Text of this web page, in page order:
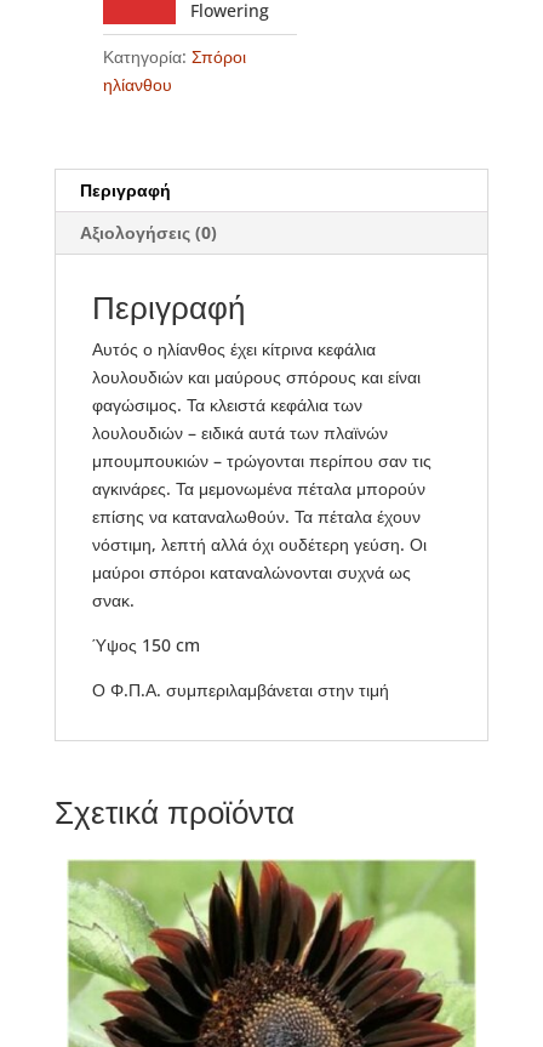
Flowering
Κατηγορία: Σπόροι
ηλίανθου
Περιγραφή
Αξιολογήσεις (0)
Περιγραφή
Αυτός ο ηλίανθος έχει κίτρινα κεφάλια
λουλουδιών και μαύρους σπόρους και είναι
φαγώσιμος. Τα κλειστά κεφάλια των
λουλουδιών – ειδικά αυτά των πλαϊνών
μπουμπουκιών – τρώγονται περίπου σαν τις
αγκινάρες. Τα μεμονωμένα πέταλα μπορούν
επίσης να καταναλωθούν. Τα πέταλα έχουν
νόστιμη, λεπτή αλλά όχι ουδέτερη γεύση. Οι
μαύροι σπόροι καταναλώνονται συχνά ως
σνακ.
Ύψος 150 cm
Ο Φ.Π.Α. συμπεριλαμβάνεται στην τιμή
Σχετικά προϊόντα